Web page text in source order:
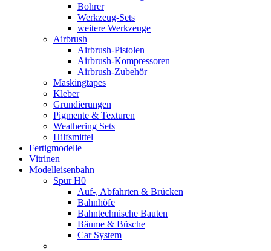
Bohrer
Werkzeug-Sets
weitere Werkzeuge
Airbrush
Airbrush-Pistolen
Airbrush-Kompressoren
Airbrush-Zubehör
Maskingtapes
Kleber
Grundierungen
Pigmente & Texturen
Weathering Sets
Hilfsmittel
Fertigmodelle
Vitrinen
Modelleisenbahn
Spur H0
Auf-, Abfahrten & Brücken
Bahnhöfe
Bahntechnische Bauten
Bäume & Büsche
Car System